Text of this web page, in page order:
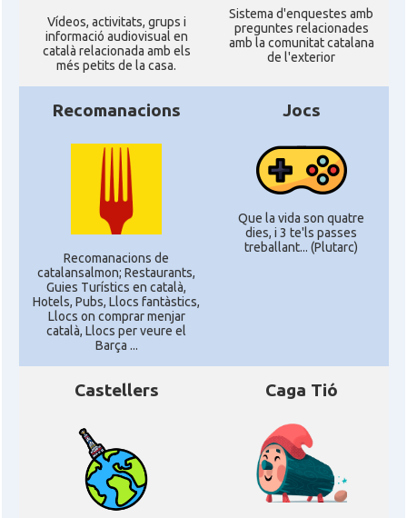
Ví­deos, activitats, grups i
informació audiovisual en
català relacionada amb els
més petits de la casa.
Sistema d'enquestes amb
preguntes relacionades
amb la comunitat catalana
de l'exterior
Recomanacions
Recomanacions de
catalansalmon; Restaurants,
Guies Turístics en català,
Hotels, Pubs, Llocs fantàstics,
Llocs on comprar menjar
català, Llocs per veure el
Barça ...
Jocs
Que la vida son quatre
dies, i 3 te'ls passes
treballant... (Plutarc)
Castellers Caga Tió